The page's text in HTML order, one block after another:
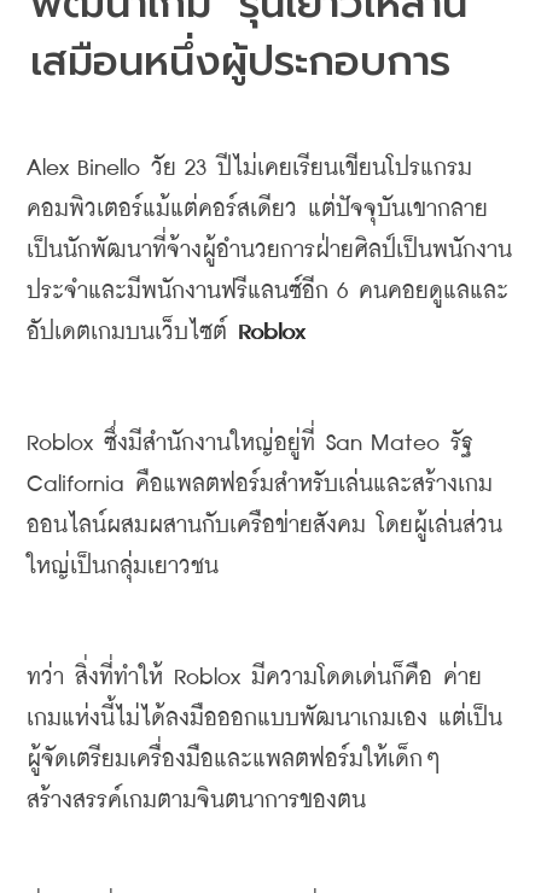
เสมือนหนึ่งผู้ประกอบการ
Alex Binello วัย 23 ปีไม่เคยเรียนเขียนโปรแกรม
คอมพิวเตอร์แม้แต่คอร์สเดียว
แต่ปัจจุบันเขากลาย
เป็นนักพัฒนาที่จ้างผู้อำนวยการฝ่ายศิลป์เป็นพนักงาน
ประจำและมีพนักงานฟรีแลนซ์อีก 6 คนคอยดูแลและ
อัปเดตเกมบนเว็บไซต์ Roblox
Roblox ซึ่งมีสำนักงานใหญ่อยู่ที่ San Mateo รัฐ
California คือแพลตฟอร์มสำหรับเล่นและสร้างเกม
ออนไลน์ผสมผสานกับเครือข่ายสังคม
โดยผู้เล่นส่วน
ใหญ่เป็นกลุ่มเยาวชน
ทว่า สิ่งที่ทำให้ Roblox มีความโดดเด่นก็คือ ค่าย
เกมแห่งนี้ไม่ได้ลงมือออกแบบพัฒนาเกมเอง แต่เป็น
ผู้จัดเตรียมเครื่องมือและแพลตฟอร์มให้เด็กๆ
สร้างสรรค์เกมตามจินตนาการของตน